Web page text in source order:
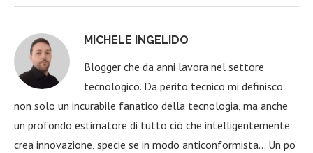
MICHELE INGELIDO
Blogger che da anni lavora nel settore
tecnologico. Da perito tecnico mi definisco
non solo un incurabile fanatico della tecnologia, ma anche
un profondo estimatore di tutto ciò che intelligentemente
crea innovazione, specie se in modo anticonformista… Un po’